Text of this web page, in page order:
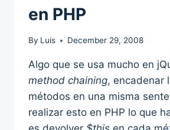
en PHP
By Luis December 29, 2008
Algo que se usa mucho en
method chaining, encadenar
métodos en una misma
realizar esto en PHP lo que